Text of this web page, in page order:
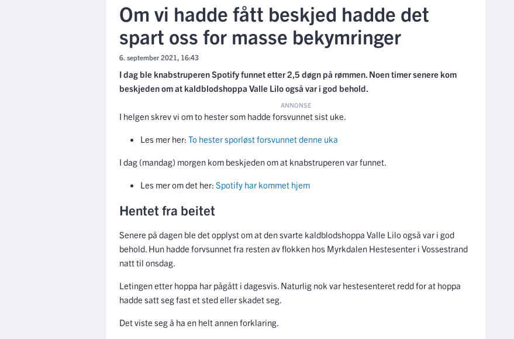
Om vi hadde fått beskjed hadde det
spart oss for masse bekymringer
6. september 2021, 16:43
I dag ble knabstruperen Spotify funnet etter 2,5 døgn på rømmen. Noen timer senere kom
beskjeden om at kaldblodshoppa Valle Lilo også var i god behold.
I helgen skrev vi om to hester som hadde forsvunnet sist uke.
Les mer her: To hester sporløst forsvunnet denne uka
I dag (mandag) morgen kom beskjeden om at knabstruperen var funnet.
Les mer om det her: Spotify har kommet hjem
Hentet fra beitet
Senere på dagen ble det opplyst om at den svarte kaldblodshoppa Valle Lilo også var i god
behold. Hun hadde forvsunnet fra resten av flokken hos Myrkdalen Hestesenter i Vossestrand
natt til onsdag.
Letingen etter hoppa har pågått i dagesvis. Naturlig nok var hestesenteret redd for at hoppa
hadde satt seg fast et sted eller skadet seg.
Det viste seg å ha en helt annen forklaring.